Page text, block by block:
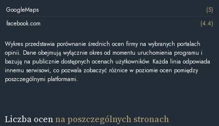
GoogleMaps
(5)
facebook.com
(4.4)
Wykres przedstawia porównanie średnich ocen firmy na wybranych portalach
opinii. Dane obejmują wyłącznie okres od momentu uruchomienia programu i
bazują na publicznie dostępnych ocenach użytkowników. Każda linia odpowiada
innemu serwisowi, co pozwala zobaczyć różnice w poziomie ocen pomiędzy
poszczególnymi platformami.
Liczba ocenna poszczególnych stronach